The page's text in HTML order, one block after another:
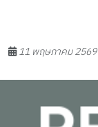
11 พฤษภาคม 2569